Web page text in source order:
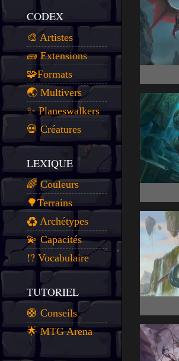
CODEX
🎨 Artistes
🧱 Extensions
🧩Formats
🌏 Multivers
✨ Planeswalkers
💀 Créatures
LEXIQUE
🌈 Couleurs
🌳Terrains
♻️ Archétypes
💫 Capacités
⁉️ Vocabulaire
TUTORIEL
🛟 Conseils
🌟 MTG Arena